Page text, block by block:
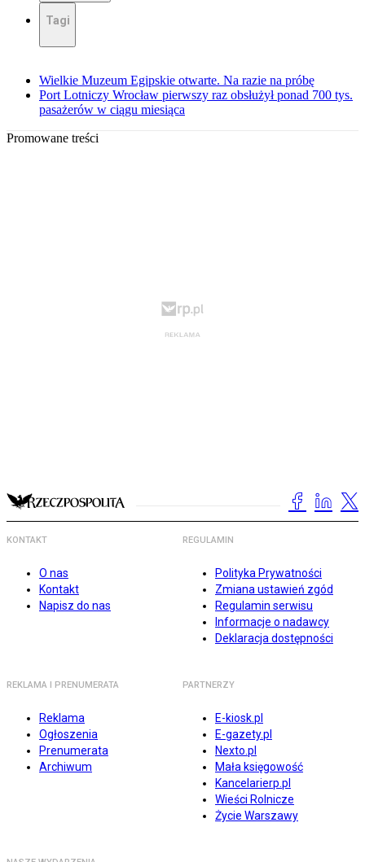
Tagi
Wielkie Muzeum Egipskie otwarte. Na razie na próbę
Port Lotniczy Wrocław pierwszy raz obsłużył ponad 700 tys.
pasażerów w ciągu miesiąca
Promowane treści
KONTAKT
O nas
Kontakt
Napisz do nas
REGULAMIN
Polityka Prywatności
Zmiana ustawień zgód
Regulamin serwisu
Informacje o nadawcy
Deklaracja dostępności
REKLAMA I PRENUMERATA
Reklama
Ogłoszenia
Prenumerata
Archiwum
PARTNERZY
E-kiosk.pl
E-gazety.pl
Nexto.pl
Mała księgowość
Kancelarierp.pl
Wieści Rolnicze
Życie Warszawy